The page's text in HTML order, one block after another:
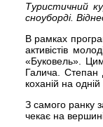
Туристичний
сноуборді.
В рамках
активістів
«Буковель».
Галича. Cтепан
коханій на
З самого ранку
чекає на